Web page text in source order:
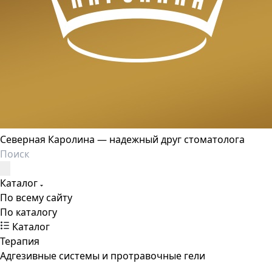
Северная Каролина — надежный друг стоматолога
Каталог
По всему сайту
По каталогу
Каталог
Терапия
Адгезивные системы и протравочные гели